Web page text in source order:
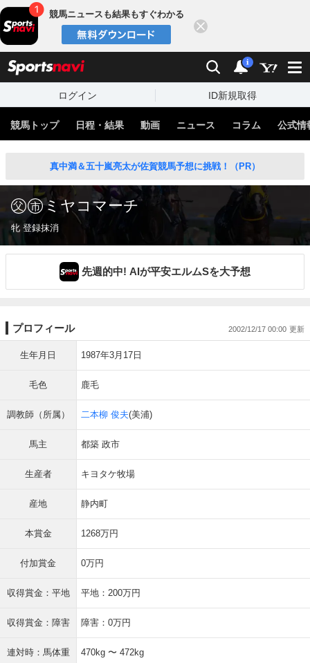
競馬ニュースも結果もすぐわかる
検索 通知
i
ログイン ID新規取得
競馬トップ 日程・結果 動画 ニュース コラム 公式情
真中満＆五十嵐亮太が佐賀競馬予想に挑戦！（PR）
ミヤコマーチ
牝 登録抹消
先週的中! AIが平安エルムSを大予想
プロフィール 2002/12/17 00:00
生年月日 1987年3月17日
毛色 鹿毛
調教師（所属） 二本柳 俊夫(美浦)
馬主 都築 政市
生産者 キヨタケ牧場
産地 静内町
本賞金 1268万円
付加賞金 0万円
収得賞金：平地 平地：200万円
収得賞金：障害 障害：0万円
連対時：馬体重 470kg 〜 472kg